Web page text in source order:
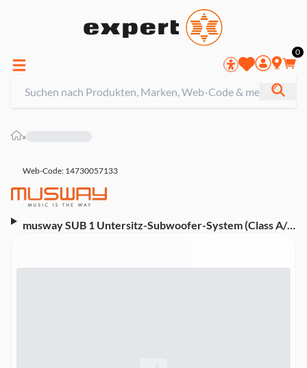
0
»
Web-Code: 14730057133
musway SUB 1 Untersitz-Subwoofer-System (Class A/B